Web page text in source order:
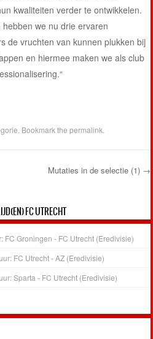
kwaliteiten verder te ontwikkelen.
we nu drie ervaren
de vruchten van kunnen plukken bij
en hiermee maken we als club
. Bookmark thepermalink
Mutaties in de selectie (1) →
FC UTRECHT
Groningen - FC Utrecht (Eredivisie)
FC Utrecht - AZ (Eredivisie)
Sparta - FC Utrecht (Eredivisie)